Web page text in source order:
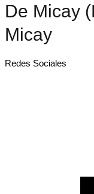
De Micay
Micay
Redes Sociales